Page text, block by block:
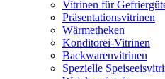
Vitrinen für
Präsentationsvitrinen
Wärmetheken
Konditorei-Vitrinen
Backwarenvitrinen
Spezielle